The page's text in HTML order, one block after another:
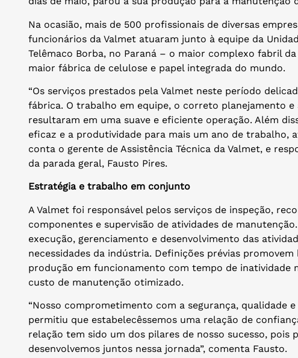
Na ocasião, mais de 500 profissionais de diversas
funcionários da Valmet atuaram junto à equipe da
Telêmaco Borba, no Paraná – o maior complexo fabril
maior fábrica de celulose e papel integrada do mundo.
“Os serviços prestados pela Valmet neste período
fábrica. O trabalho em equipe, o correto planejamento
resultaram em uma suave e eficiente operação. Além
eficaz e a produtividade para mais um ano de trabalho,
conta o gerente de Assistência Técnica da Valmet, e
da parada geral, Fausto Pires.
Estratégia e trabalho em conjunto
A Valmet foi responsável pelos serviços de inspeção,
componentes e supervisão de atividades de
execução, gerenciamento e desenvolvimento das
necessidades da indústria. Definições prévias
produção em funcionamento com tempo de inatividade
custo de manutenção otimizado.
“Nosso comprometimento com a segurança, qualidade
permitiu que estabelecêssemos uma relação de
relação tem sido um dos pilares de nosso sucesso, pois
desenvolvemos juntos nessa jornada”, comenta Fausto.